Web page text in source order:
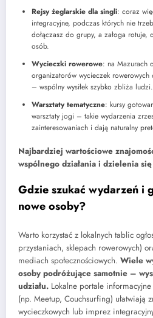
Rejsy żeglarskie dla singli: coraz
integracyjne, podczas których nie
dołączasz do grupy, a załoga rotuje,
osób.
Wycieczki rowerowe: na Mazurach
organizatorów wycieczek
– wspólny wysiłek szybko zbliża ludzi.
Warsztaty tematyczne: kursy
warsztaty jogi – takie wydarzenia
zainteresowaniach i dają naturalny
Najbardziej wartościowe
wspólnego działania i dzielenia
Gdzie szukać wydarzeń i
nowe osoby?
Warto korzystać z lokalnych tablic
przystaniach, sklepach rowerowych)
mediach społecznościowych. Wiele
osoby podróżujące samotnie –
udziału. Lokalne portale
(np. Meetup, Couchsurfing) ułatwiają
wycieczkowych lub imprez